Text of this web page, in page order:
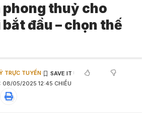
phong thuỷ cho
đầu – chọn thế
08/05/2025 12:45 CHIỀU
TRỰC TUYẾN